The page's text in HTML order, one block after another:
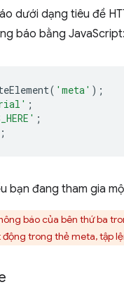
dưới dạng tiêu đề
báo bằng
( 'meta' );
;
;
bạn đang tham gia
báo của bên thứ ba
trong thẻ meta, tập